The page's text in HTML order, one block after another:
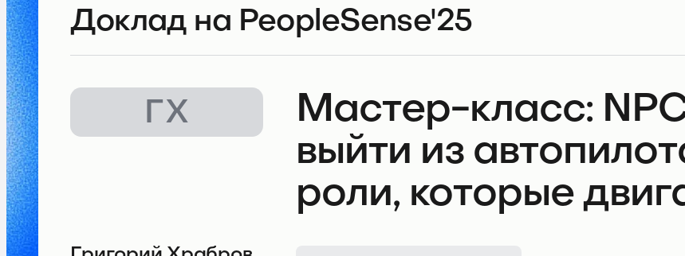
Доклад на PeopleSense'25
ГХ
Мастер-класс:
выйти из
роли, которые